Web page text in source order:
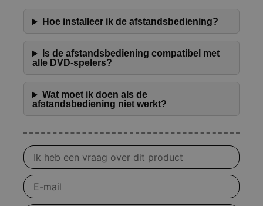
Hoe installeer ik de afstandsbediening?
Is de afstandsbediening compatibel met
alle DVD-spelers?
Wat moet ik doen als de
afstandsbediening niet werkt?
Vraag
over
product
E-
mail